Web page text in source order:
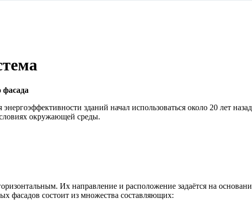
фасада
зданий начал использоваться около 20 лет
окружающей среды.
Их направление и расположение задаётся на
фасадов состоит из множества составляющих: